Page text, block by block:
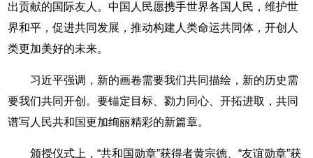
出贡献的国际友人。中国人民愿携手世界各国人民，维护世
界和平，促进共同发展，推动构建人类命运共同体，开创人
类更加美好的未来。
习近平强调，新的画卷需要我们共同描绘，新的历史需
要我们共同开创。要锚定目标、勠力同心、开拓进取，共同
谱写人民共和国更加绚丽精彩的新篇章。
颁授仪式上，“共和国勋章”获得者黄宗德、“友谊勋章”获